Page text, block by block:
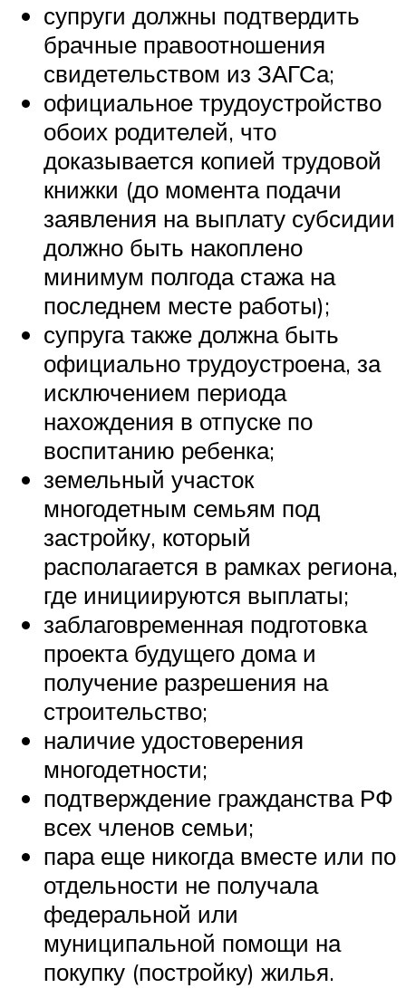
супруги должны подтвердить
брачные правоотношения
свидетельством из ЗАГСа;
официальное трудоустройство
обоих родителей, что
доказывается копией трудовой
книжки (до момента подачи
заявления на выплату субсидии
должно быть накоплено
минимум полгода стажа на
последнем месте работы);
супруга также должна быть
официально трудоустроена, за
исключением периода
нахождения в отпуске по
воспитанию ребенка;
земельный участок
многодетным семьям под
застройку, который
располагается в рамках региона,
где инициируются выплаты;
заблаговременная подготовка
проекта будущего дома и
получение разрешения на
строительство;
наличие удостоверения
многодетности;
подтверждение гражданства РФ
всех членов семьи;
пара еще никогда вместе или по
отдельности не получала
федеральной или
муниципальной помощи на
покупку (постройку) жилья.